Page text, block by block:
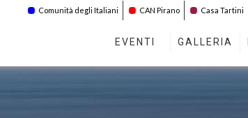
Comunità degli Italiani CAN Pirano Casa Tartini
EVENTI GALLERIA